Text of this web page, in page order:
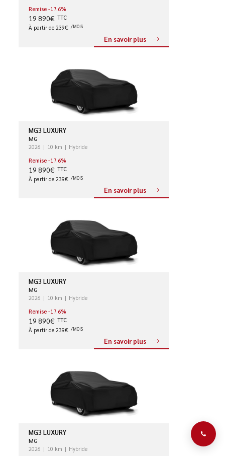
Remise -17.6%
19 890€ TTC
À partir de 239€ /MOIS
En savoir plus
MG3 LUXURY
MG
2026 10 km
Hybride
Remise -17.6%
19 890€ TTC
À partir de 239€ /MOIS
En savoir plus
MG3 LUXURY
MG
2026 10 km
Hybride
Remise -17.6%
19 890€ TTC
À partir de 239€ /MOIS
En savoir plus
MG3 LUXURY
MG
2026 10 km Hybride